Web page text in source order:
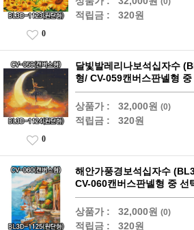
적립금 : 320원
0
달빛발레리나보석십자수
형/ CV-059캔버스판넬형 중
상품가 : 32,000원 (0)
적립금 : 320원
0
해안가풍경보석십자수
CV-060캔버스판넬형 중 선
상품가 : 32,000원 (0)
적립금 : 320원